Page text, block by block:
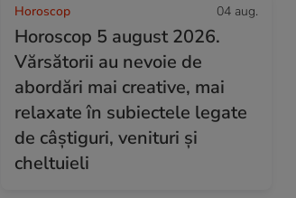
Horoscop 04 aug.
Horoscop 5 august 2026.
Vărsătorii au nevoie de
abordări mai creative, mai
relaxate în subiectele legate
de câștiguri, venituri și
cheltuieli